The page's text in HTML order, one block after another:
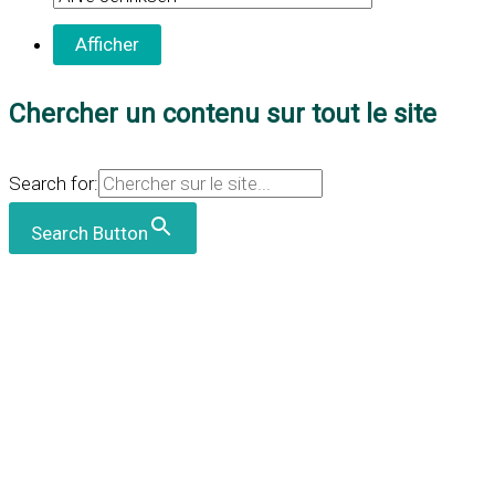
Chercher un contenu sur tout le site
Search for:
Search Button